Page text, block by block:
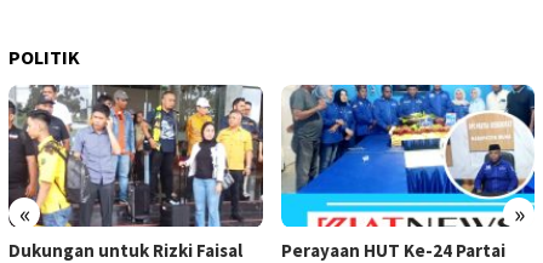
POLITIK
« »
Dukungan untuk Rizki Faisal
Perayaan HUT Ke-24 Partai